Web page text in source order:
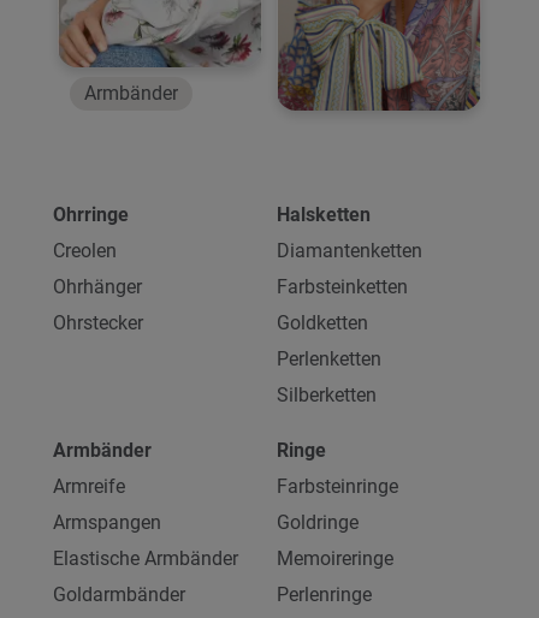
Armbänder
Ohrringe
Creolen
Ohrhänger
Ohrstecker
Halsketten
Diamantenketten
Farbsteinketten
Goldketten
Perlenketten
Silberketten
Armbänder
Armreife
Armspangen
Elastische Armbänder
Goldarmbänder
Ringe
Farbsteinringe
Goldringe
Memoireringe
Perlenringe